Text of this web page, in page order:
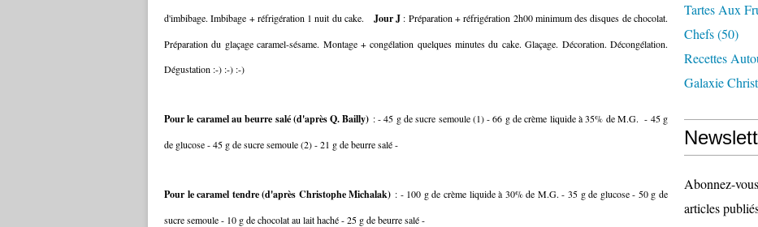
d'imbibage. Imbibage + réfrigération 1 nuit du cake. Jour J : Préparation + réfrigération 2h00 minimum des disques de chocolat.
Préparation du glaçage caramel-sésame. Montage + congélation quelques minutes du cake. Glaçage. Décoration. Décongélation.
Dégustation :-) :-) :-)
Pour le caramel au beurre salé (d'après Q. Bailly) : - 45 g de sucre semoule (1) - 66 g de crème liquide à 35% de M.G. - 45 g
de glucose - 45 g de sucre semoule (2) - 21 g de beurre salé -
Pour le caramel tendre (d'après Christophe Michalak) : - 100 g de crème liquide à 30% de M.G. - 35 g de glucose - 50 g de
sucre semoule - 10 g de chocolat au lait haché - 25 g de beurre salé -
Tartes Aux
Chefs(50)
Recettes
Galaxie
Abonnez-
articles